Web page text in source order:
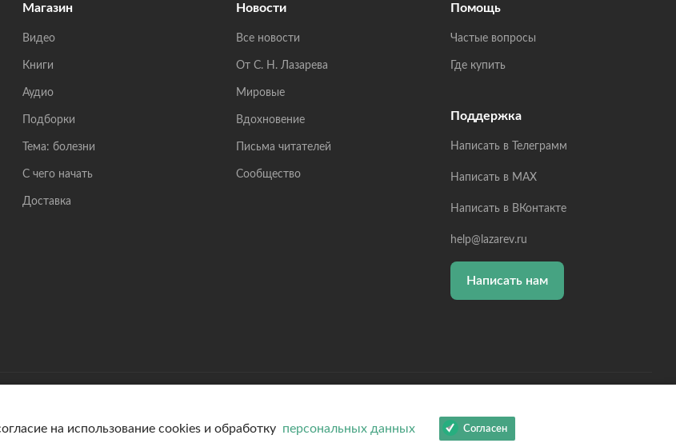
Магазин
Видео
Книги
Аудио
Подборки
Тема: болезни
С чего начать
Доставка
Новости
Все новости
От С. Н. Лазарева
Мировые
Вдохновение
Письма читателей
Сообщество
Помощь
Частые вопросы
Где купить
Поддержка
Написать в Телеграмм
Написать в MAX
Написать в ВКонтакте
help@lazarev.ru
Написать нам
на использование cookies и обработку персональных данных Согласен